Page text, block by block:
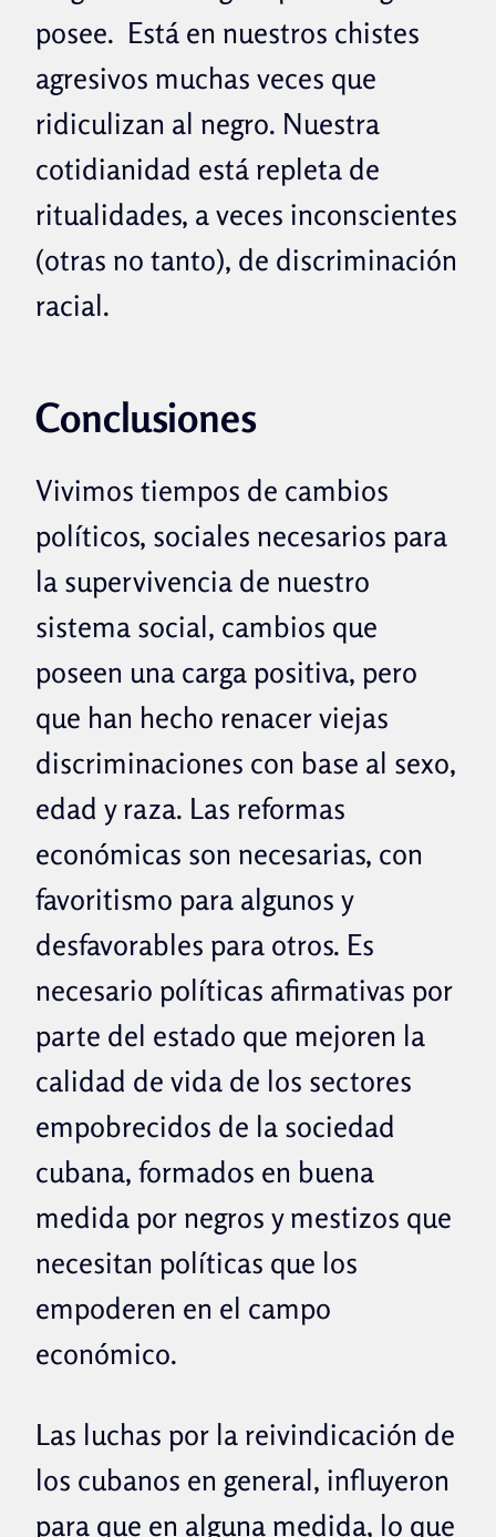
posee. Está en nuestros chistes
agresivos muchas veces que
ridiculizan al negro. Nuestra
cotidianidad está repleta de
ritualidades, a veces inconscientes
(otras no tanto), de discriminación
racial.
Conclusiones
Vivimos tiempos de cambios
políticos, sociales necesarios para
la supervivencia de nuestro
sistema social, cambios que
poseen una carga positiva, pero
que han hecho renacer viejas
discriminaciones con base al sexo,
edad y raza. Las reformas
económicas son necesarias, con
favoritismo para algunos y
desfavorables para otros. Es
necesario políticas afirmativas por
parte del estado que mejoren la
calidad de vida de los sectores
empobrecidos de la sociedad
cubana, formados en buena
medida por negros y mestizos que
necesitan políticas que los
empoderen en el campo
económico.
Las luchas por la reivindicación de
los cubanos en general, influyeron
para que en alguna medida, lo que